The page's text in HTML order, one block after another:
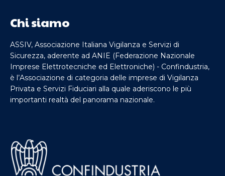
Chi siamo
ASSIV, Associazione Italiana Vigilanza e Servizi di
Sicurezza, aderente ad ANIE (Federazione Nazionale
Imprese Elettrotecniche ed Elettroniche) - Confindustria,
è l’Associazione di categoria delle imprese di Vigilanza
Privata e Servizi Fiduciari alla quale aderiscono le più
importanti realtà del panorama nazionale.